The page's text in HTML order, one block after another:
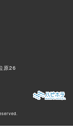
原26